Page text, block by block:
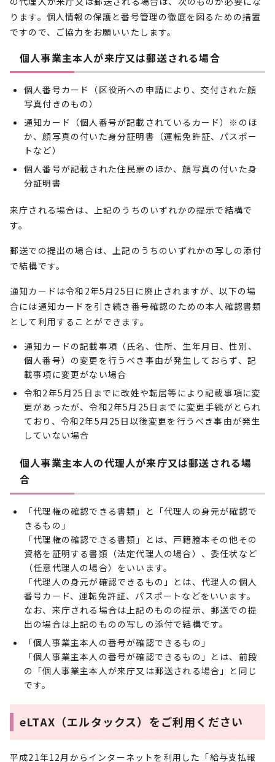
ります。個人情報の保護と番号管理の徹底を図るための措置
ですので、ご協力をお願いいたします。
個人事業主本人が来庁又は郵送される場合
個人番号カード（区役所への申請により、交付された顔
写真付きのもの）
通知カード（個人番号が記載されているカード）※のほ
か、顔写真の付いた身分証明書（運転免許証、パスポー
トなど）
個人番号が記載された住民票のほか、顔写真の付いた身
分証明書
来庁される場合は、上記のうちのいずれかの提示で結構で
す。
郵送での提出の場合は、上記のうちのいずれかの写しの添付
で結構です。
通知カードは令和2年5月25日に廃止されますが、以下の場
合には通知カードを引き続き番号確認のための本人確認書類
として利用することができます。
通知カードの記載事項（氏名、住所、生年月日、性別、
個人番号）の変更を行うべき事由が発生しておらず、記
載事項に変更がない場合
令和2年5月25日までに改姓や転居等により記載事項に変
更があったが、令和2年5月25日までに変更手続がとられ
ており、令和2年5月25日以後変更を行うべき事由が発生
していない場合
個人事業主本人の代理人が来庁又は郵送される場
合
「代理権の確認できる書類」と「代理人の身元が確認で
きるもの」
「代理権の確認できる書類」とは、戸籍謄本その他その
資格を証明する書類（法定代理人の場合）、委任状など
（任意代理人の場合）をいいます。
「代理人の身元が確認できるもの」とは、代理人の個人
番号カード、運転免許証、パスポートなどをいいます。
なお、来庁される場合は上記のものの提示、郵送での提
出の場合は上記のものの写しの添付で結構です。
「個人事業主本人の番号が確認できるもの」
「個人事業主本人の番号が確認できるもの」とは、前段
の「個人事業主本人が来庁又は郵送される場合」と同じ
です。
eLTAX（エルタックス）をご利用ください
平成21年12月からインターネットを利用した「給与支払報